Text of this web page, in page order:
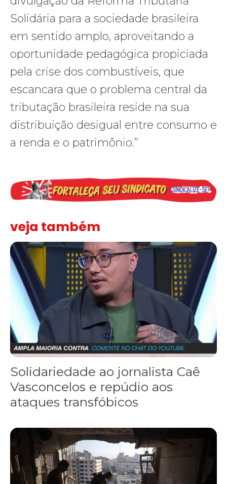
Solidária para a sociedade brasileira
em sentido amplo, aproveitando a
oportunidade pedagógica propiciada
pela crise dos combustíveis, que
escancara que o problema central da
tributação brasileira reside na sua
distribuição desigual entre consumo e
a renda e o patrimônio.”
veja também
Solidariedade ao jornalista Caê Vasconcelos e repúdio aos
Solidariedade ao jornalista Caê
Vasconcelos e repúdio aos
ataques transfóbicos
“Funeral para toda Gaza” — enquanto o Conselho da Paz